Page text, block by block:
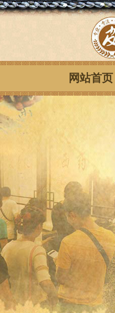
网站首页